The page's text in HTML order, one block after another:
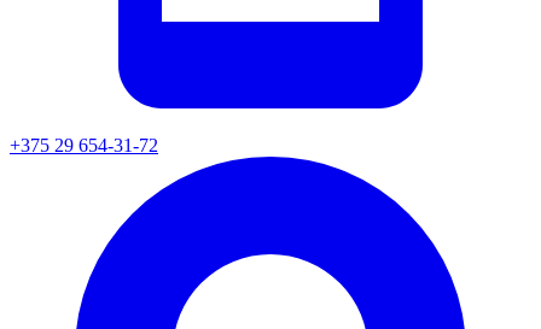
+375 29 654-31-72